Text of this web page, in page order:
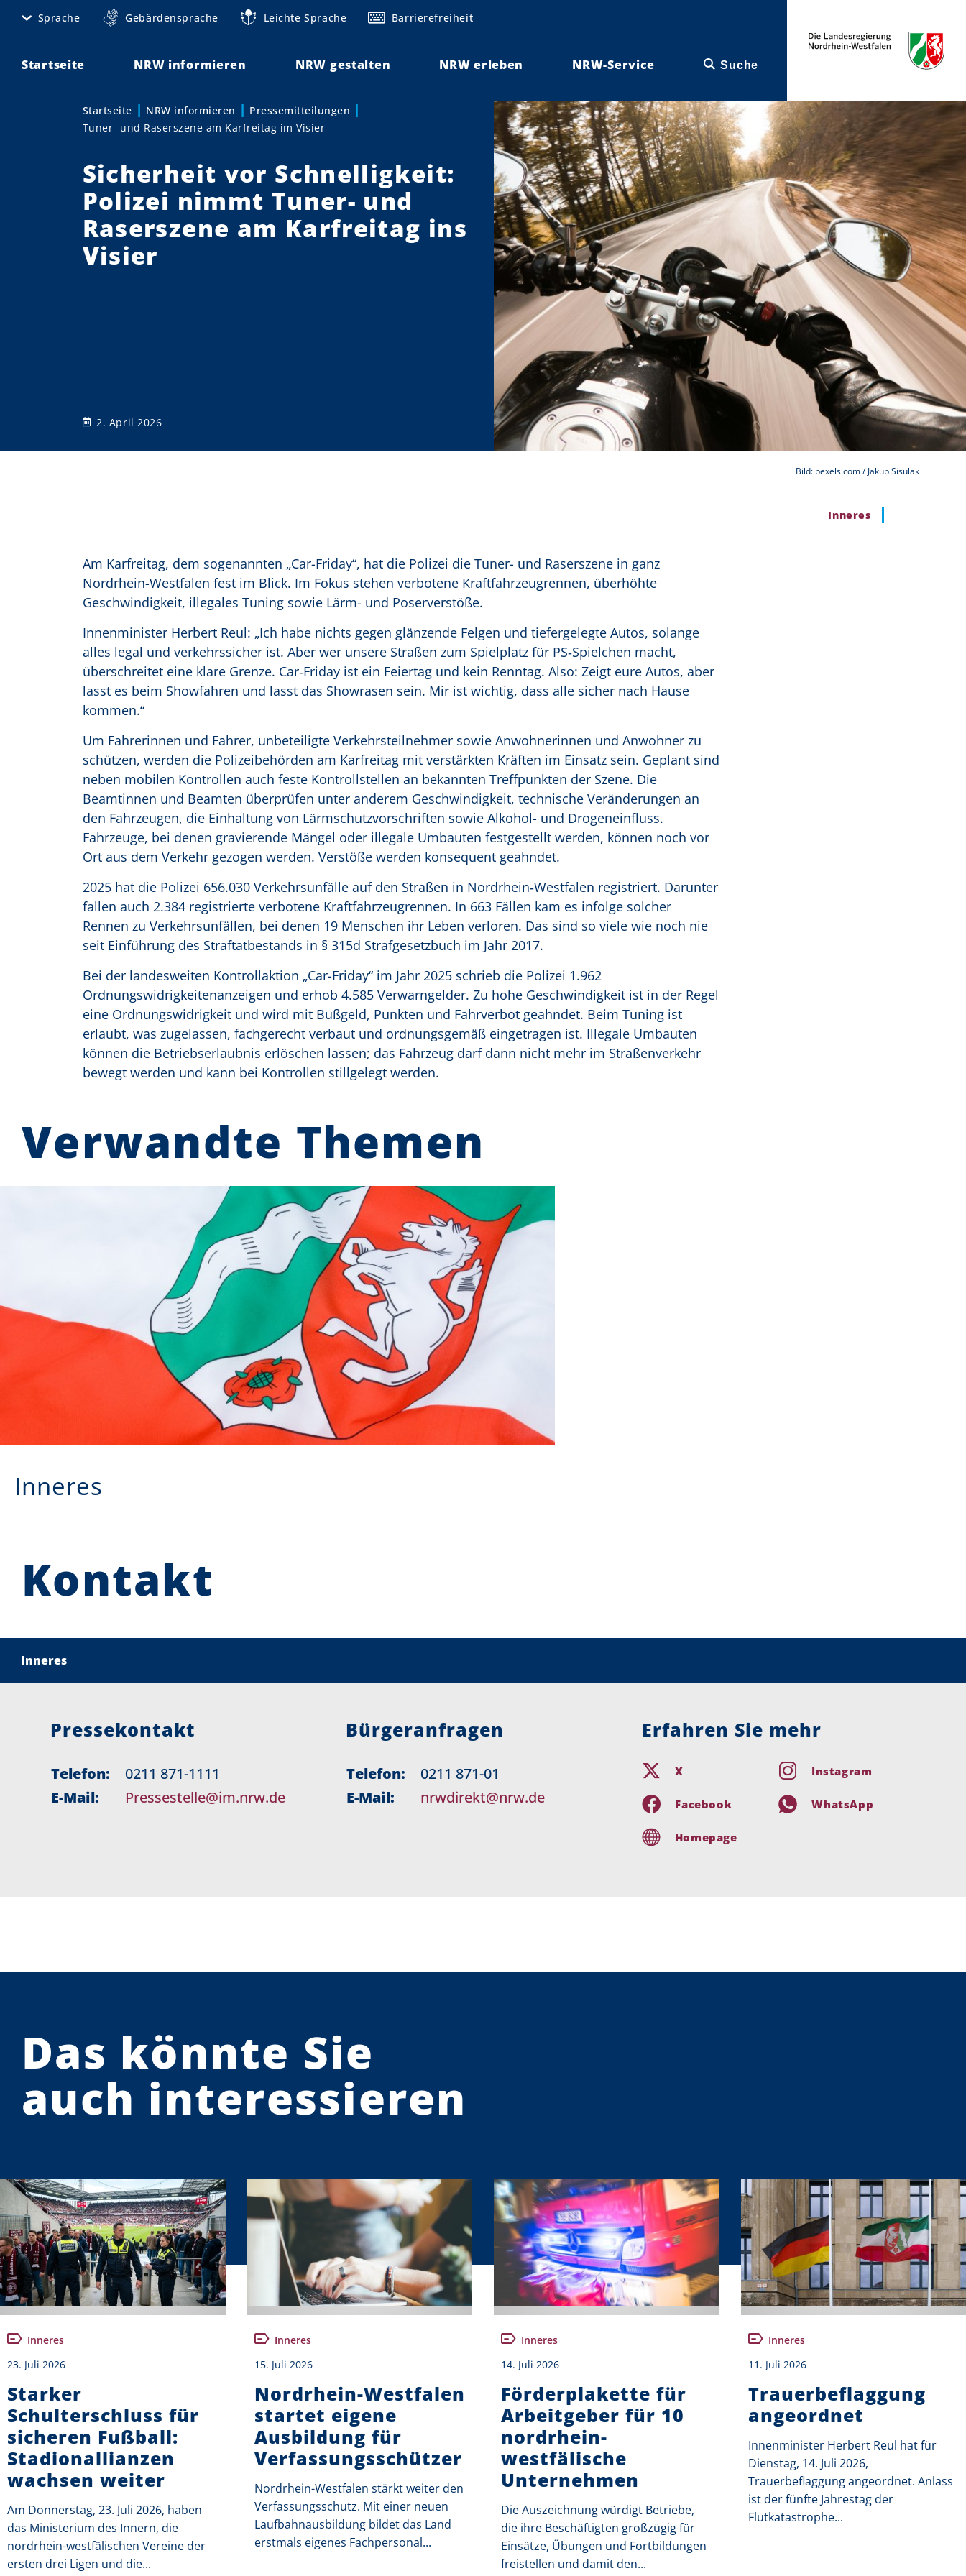
Sprache Gebärdensprache Leichte Sprache Barrierefreiheit
Startseite NRW informieren NRW gestalten NRW erleben NRW-Service Suche
Sie sind hier:
Startseite NRW informieren
Pressemitteilungen
Tuner- und Raserszene am Karfreitag im Visier
Sicherheit vor Schnelligkeit:
Polizei nimmt Tuner- und
Raserszene am Karfreitag ins
Visier
2. April 2026
Bild: pexels.com / Jakub Sisulak
Inneres
Am Karfreitag, dem sogenannten „Car-Friday“, hat die Polizei die Tuner- und Raserszene in ganz
Nordrhein-Westfalen fest im Blick. Im Fokus stehen verbotene Kraftfahrzeugrennen, überhöhte
Geschwindigkeit, illegales Tuning sowie Lärm- und Poserverstöße.
Innenminister Herbert Reul: „Ich habe nichts gegen glänzende Felgen und tiefergelegte Autos, solange
alles legal und verkehrssicher ist. Aber wer unsere Straßen zum Spielplatz für PS‑Spielchen macht,
überschreitet eine klare Grenze. Car‑Friday ist ein Feiertag und kein Renntag. Also: Zeigt eure Autos, aber
lasst es beim Showfahren und lasst das Showrasen sein. Mir ist wichtig, dass alle sicher nach Hause
kommen.“
Um Fahrerinnen und Fahrer, unbeteiligte Verkehrsteilnehmer sowie Anwohnerinnen und Anwohner zu
schützen, werden die Polizeibehörden am Karfreitag mit verstärkten Kräften im Einsatz sein. Geplant sind
neben mobilen Kontrollen auch feste Kontrollstellen an bekannten Treffpunkten der Szene. Die
Beamtinnen und Beamten überprüfen unter anderem Geschwindigkeit, technische Veränderungen an
den Fahrzeugen, die Einhaltung von Lärmschutzvorschriften sowie Alkohol- und Drogeneinfluss.
Fahrzeuge, bei denen gravierende Mängel oder illegale Umbauten festgestellt werden, können noch vor
Ort aus dem Verkehr gezogen werden. Verstöße werden konsequent geahndet.
2025 hat die Polizei 656.030 Verkehrsunfälle auf den Straßen in Nordrhein‑Westfalen registriert. Darunter
fallen auch 2.384 registrierte verbotene Kraftfahrzeugrennen. In 663 Fällen kam es infolge solcher
Rennen zu Verkehrsunfällen, bei denen 19 Menschen ihr Leben verloren. Das sind so viele wie noch nie
seit Einführung des Straftatbestands in § 315d Strafgesetzbuch im Jahr 2017.
Bei der landesweiten Kontrollaktion „Car-Friday“ im Jahr 2025 schrieb die Polizei 1.962
Ordnungswidrigkeitenanzeigen und erhob 4.585 Verwarngelder. Zu hohe Geschwindigkeit ist in der Regel
eine Ordnungswidrigkeit und wird mit Bußgeld, Punkten und Fahrverbot geahndet. Beim Tuning ist
erlaubt, was zugelassen, fachgerecht verbaut und ordnungsgemäß eingetragen ist. Illegale Umbauten
können die Betriebserlaubnis erlöschen lassen; das Fahrzeug darf dann nicht mehr im Straßenverkehr
bewegt werden und kann bei Kontrollen stillgelegt werden.
Verwandte Themen
Inneres
Kontakt
Inneres
Pressekontakt
Telefon:
0211 871-1111
E-Mail:
Pressestelle@im.nrw.de
Bürgeranfragen
Telefon:
0211 871-01
E-Mail:
nrwdirekt@nrw.de
Erfahren Sie mehr
X Instagram
Facebook WhatsApp
Homepage
Das könnte Sie
auch interessieren
Inneres
23. Juli 2026
Starker
Schulterschluss für
sicheren Fußball:
Stadionallianzen
wachsen weiter
Am Donnerstag, 23. Juli 2026, haben
das Ministerium des Innern, die
nordrhein-westfälischen Vereine der
ersten drei Ligen und die...
Inneres
15. Juli 2026
Nordrhein-Westfalen
startet eigene
Ausbildung für
Verfassungsschützer
Nordrhein-Westfalen stärkt weiter den
Verfassungsschutz. Mit einer neuen
Laufbahnausbildung bildet das Land
erstmals eigenes Fachpersonal...
Inneres
14. Juli 2026
Förderplakette für
Arbeitgeber für 10
nordrhein-
westfälische
Unternehmen
Die Auszeichnung würdigt Betriebe,
die ihre Beschäftigten großzügig für
Einsätze, Übungen und Fortbildungen
freistellen und damit den...
Inneres
11. Juli 2026
Trauerbeflaggung
angeordnet
Innenminister Herbert Reul hat für
Dienstag, 14. Juli 2026,
Trauerbeflaggung angeordnet. Anlass
ist der fünfte Jahrestag der
Flutkatastrophe...